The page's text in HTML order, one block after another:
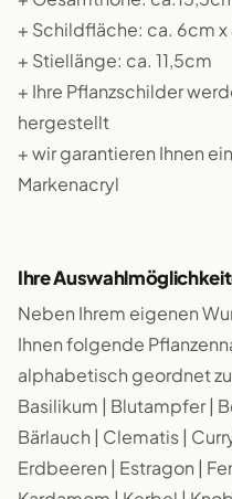
+ Schildfläche: ca. 6cm
+ Stiellänge: ca. 11,5cm
+ Ihre Pflanzschilder
hergestellt
+ wir garantieren Ihnen
Markenacryl
Ihre
Neben Ihrem eigenen
Ihnen folgende
alphabetisch geordnet
Basilikum | Blutampfer |
Bärlauch | Clematis |
Erdbeeren | Estragon |